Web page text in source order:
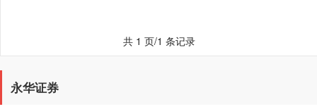
共 1 页/1 条记录
永华证券